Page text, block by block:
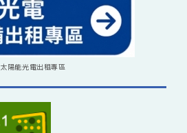
太陽能光電出租專區